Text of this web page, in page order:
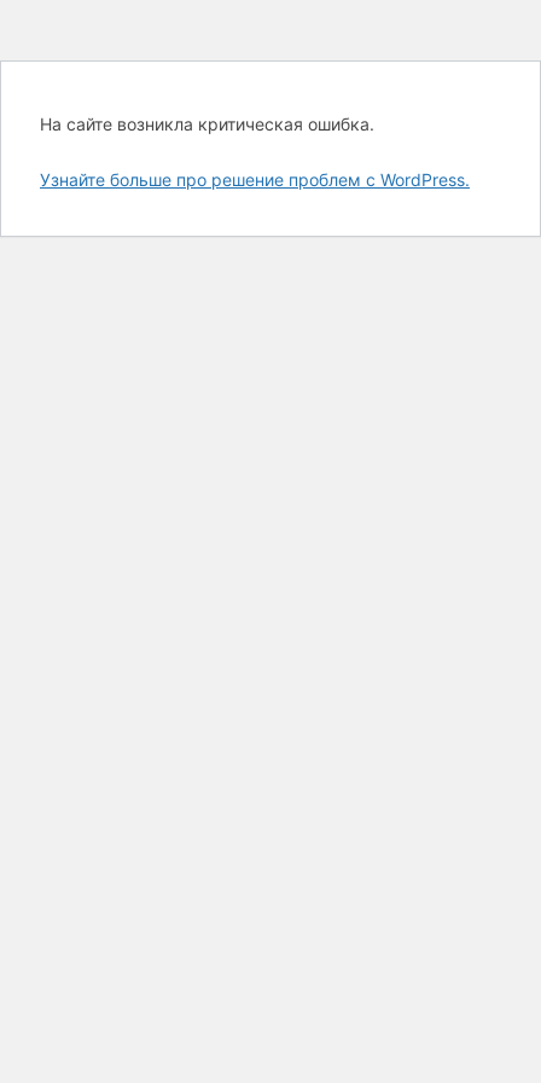
На сайте возникла критическая ошибка.
Узнайте больше про решение проблем с WordPress.